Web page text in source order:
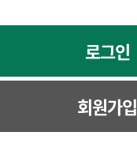
로그인
회원가입